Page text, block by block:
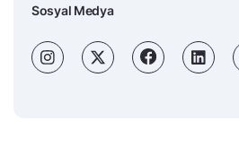
Sosyal Medya